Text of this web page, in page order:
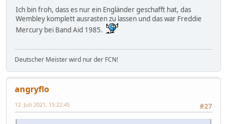
Ich bin froh, dass es nur ein Engländer geschafft hat, das
Wembley komplett ausrasten zu lassen und das war Freddie
Mercury bei Band Aid 1985.
Deutscher Meister wird nur der FCN!
angryflo
#27
12. Juli 2021, 15:22:45